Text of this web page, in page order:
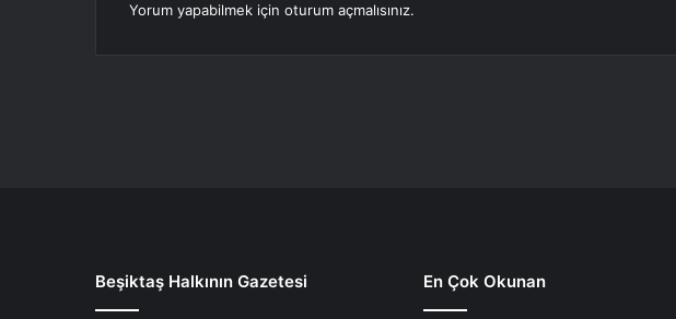
Yorum yapabilmek için oturum açmalısınız.
Beşiktaş Halkının Gazetesi En Çok Okunan